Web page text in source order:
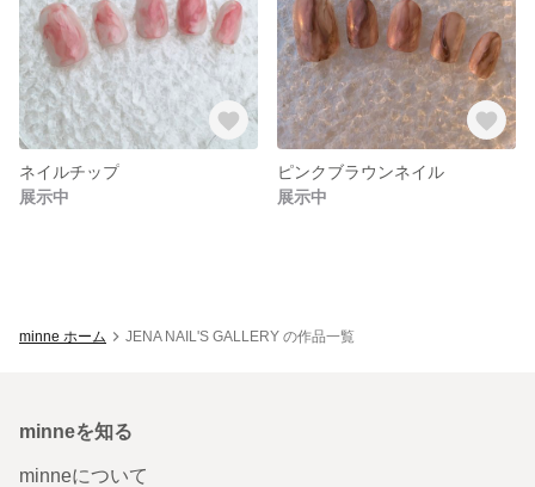
ネイルチップ
展示中
ピンクブラウンネイル
展示中
minne ホーム JENA NAIL'S GALLERY の作品一覧
minneを知る
minneについて